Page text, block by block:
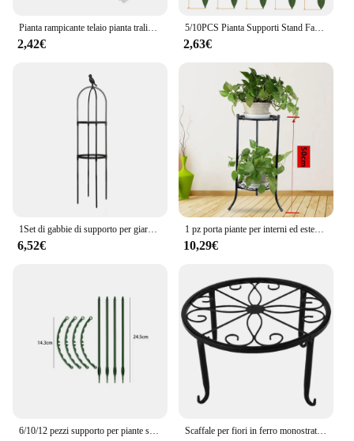
profitable addition to any gardening supplies
inventory.
Pianta rampicante telaio pianta traliccio bastone di supporto palo di muschio di plastica vaso per piante da interno supporto verde aneto vite accessori da giardino
2,42€
5/10PCS Pianta Supporti Stand Farfalle Orchidea Fiore In Vaso Aste di Fissaggio Riutilizzabile Protezione Verdura Strumento di Fissaggio Giardinaggio Su
2,63€
1Set di gabbie di supporto per giardino a traliccio per piante rampicanti per fiori cornice di supporto per piante traliccio arrampicata supporto per vasi di viti di fiori fai da te
6,52€
1 pz porta piante per interni ed esterni portafiori a due strati vaso di fiori soggiorno scaffale per piante in metallo dal pavimento al soffitto decorazione della casa
10,29€
Scaffale per fiori in ferro monostrato da giardino nero Balcone per esterni Mela verde Clorophytum Comosum Scaffale di supporto in vaso -1 PZ